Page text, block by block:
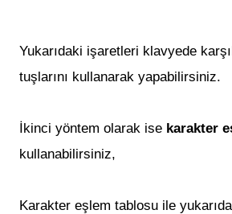
Yukarıdaki işaretleri klavyede
tuşlarını kullanarak yapabilirsiniz.
İkinci yöntem olarak ise karakter
kullanabilirsiniz,
Karakter eşlem tablosu ile